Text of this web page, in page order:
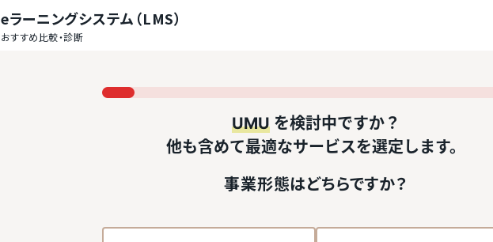
eラーニングシステム（LMS）
おすすめ比較・診断
UMUを検討中ですか？
他も含めて最適なサービスを選定します。
事業形態はどちらですか？